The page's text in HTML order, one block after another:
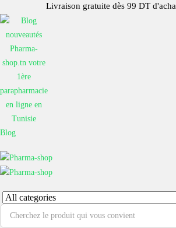
Blog
Livraison gratuite dès 99 DT